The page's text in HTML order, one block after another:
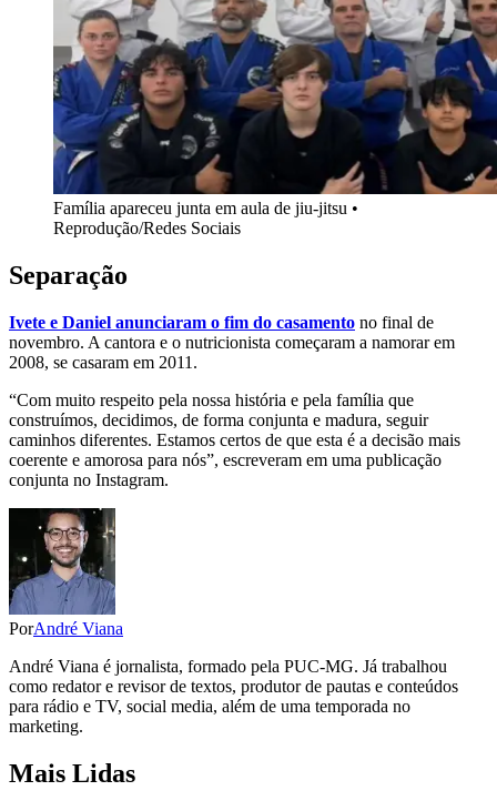
Família apareceu junta em aula de jiu-jitsu •
Reprodução/Redes Sociais
Separação
Ivete e Daniel anunciaram o fim do casamento no final de
novembro. A cantora e o nutricionista começaram a namorar em
2008, se casaram em 2011.
“Com muito respeito pela nossa história e pela família que
construímos, decidimos, de forma conjunta e madura, seguir
caminhos diferentes. Estamos certos de que esta é a decisão mais
coerente e amorosa para nós”, escreveram em uma publicação
conjunta no Instagram.
PorAndré Viana
André Viana é jornalista, formado pela PUC-MG. Já trabalhou
como redator e revisor de textos, produtor de pautas e conteúdos
para rádio e TV, social media, além de uma temporada no
marketing.
Mais Lidas